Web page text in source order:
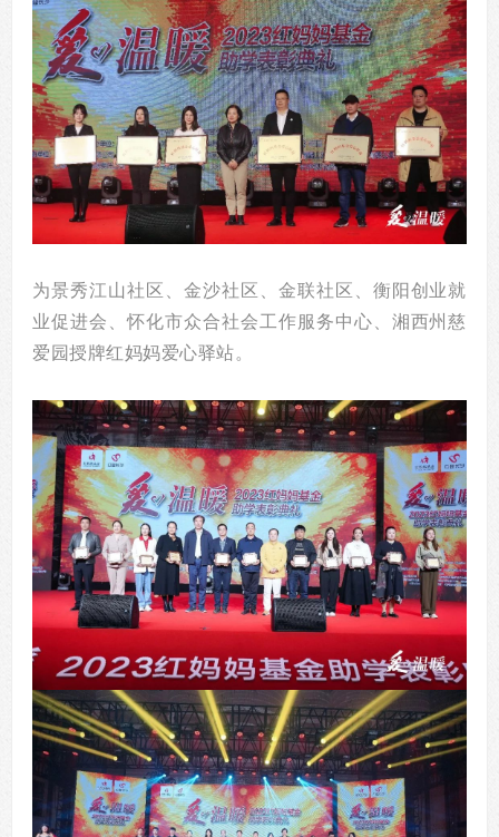
为景秀江山社区、金沙社区、金联社区、衡阳创业就
业促进会、怀化市众合社会工作服务中心、湘西州慈
爱园授牌红妈妈爱心驿站。